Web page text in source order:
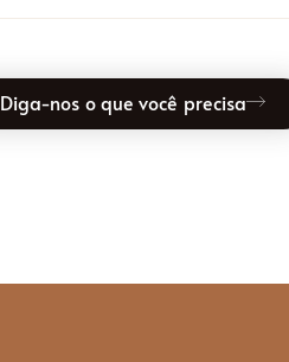
Diga-nos o que você precisa